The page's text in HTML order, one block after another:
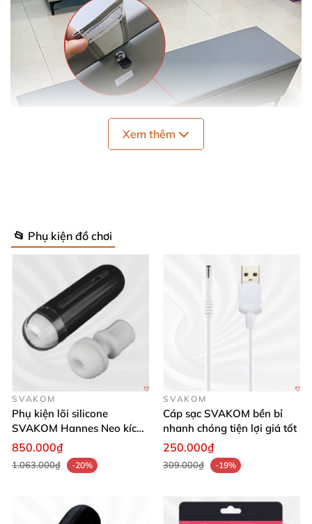
Ghế sofa búp bê silicone A1 sang trọng chất lượng cao giá tốt
Xem thêm
📂 Phụ kiện đồ chơi
SVAKOM
Phụ kiện lõi silicone
SVAKOM Hannes Neo kích
thích mạnh mẽ
850.000₫
1.063.000₫ -20%
SVAKOM
Cáp sạc SVAKOM bền bỉ
nhanh chóng tiện lợi giá tốt
250.000₫
309.000₫ -19%